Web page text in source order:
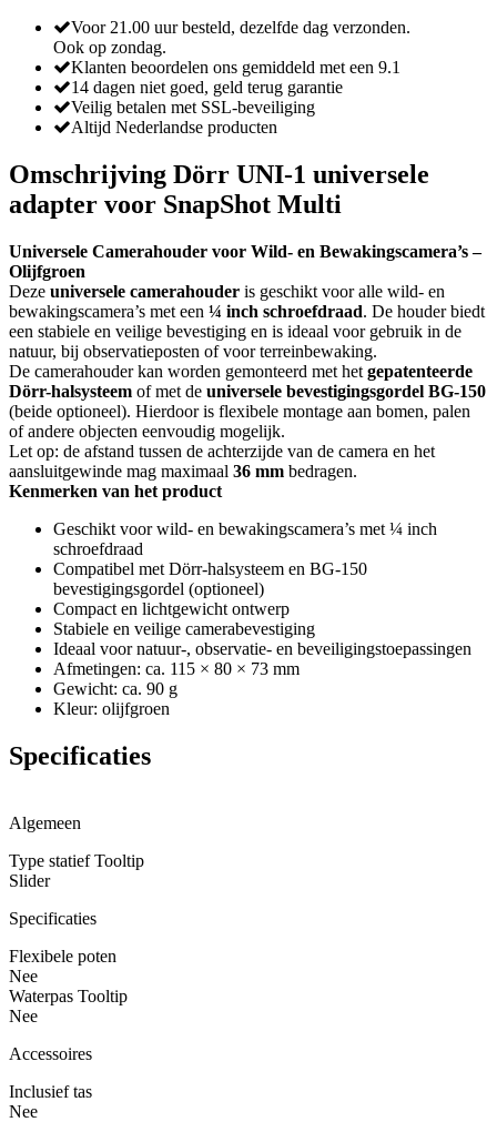
Voor 21.00 uur besteld, dezelfde dag verzonden.
Ook op zondag.
Klanten beoordelen ons gemiddeld met een 9.1
14 dagen niet goed, geld terug garantie
Veilig betalen met SSL-beveiliging
Altijd Nederlandse producten
Omschrijving Dörr UNI-1 universele
adapter voor SnapShot Multi
Universele Camerahouder voor Wild- en Bewakingscamera’s –
Olijfgroen
Deze universele camerahouder is geschikt voor alle wild- en
bewakingscamera’s met een ¼ inch schroefdraad. De houder biedt
een stabiele en veilige bevestiging en is ideaal voor gebruik in de
natuur, bij observatieposten of voor terreinbewaking.
De camerahouder kan worden gemonteerd met het gepatenteerde
Dörr-halsysteem of met de universele bevestigingsgordel BG-150
(beide optioneel). Hierdoor is flexibele montage aan bomen, palen
of andere objecten eenvoudig mogelijk.
Let op: de afstand tussen de achterzijde van de camera en het
aansluitgewinde mag maximaal 36 mm bedragen.
Kenmerken van het product
Geschikt voor wild- en bewakingscamera’s met ¼ inch
schroefdraad
Compatibel met Dörr-halsysteem en BG-150
bevestigingsgordel (optioneel)
Compact en lichtgewicht ontwerp
Stabiele en veilige camerabevestiging
Ideaal voor natuur-, observatie- en beveiligingstoepassingen
Afmetingen: ca. 115 × 80 × 73 mm
Gewicht: ca. 90 g
Kleur: olijfgroen
Specificaties
Algemeen
Type statief Tooltip
Slider
Specificaties
Flexibele poten
Nee
Waterpas Tooltip
Nee
Accessoires
Inclusief tas
Nee